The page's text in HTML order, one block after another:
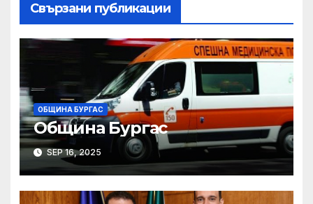
Свързани публикации
ОБЩИНА БУРГАС
Община Бургас
SEP 16, 2025